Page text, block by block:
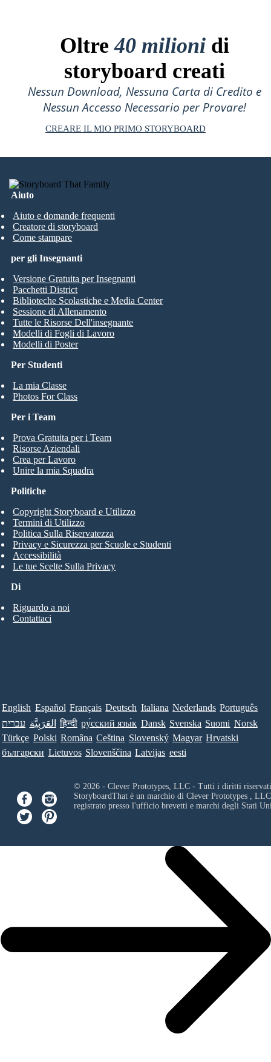
Oltre40 milioni di
storyboard creati
Nessun Download, Nessuna Carta di Credito e
Nessun Accesso Necessario per Provare!
CREARE IL MIO PRIMO STORYBOARD
Aiuto
Aiuto e domande frequenti
Creatore di storyboard
Come stampare
Per Studenti
La mia Classe
Photos For Class
per gli Insegnanti
Versione Gratuita per Insegnanti
Pacchetti District
Biblioteche Scolastiche e Media Center
Sessione di Allenamento
Tutte le Risorse Dell'insegnante
Modelli di Fogli di Lavoro
Modelli di Poster
Per i Team
Prova Gratuita per i Team
Risorse Aziendali
Crea per Lavoro
Unire la mia Squadra
Di
Riguardo a noi
Contattaci
Politiche
Copyright Storyboard e Utilizzo
Termini di Utilizzo
Politica Sulla Riservatezza
Privacy e Sicurezza per Scuole e Studenti
Accessibilità
Le tue Scelte Sulla Privacy
English Español Français Deutsch Italiana Nederlands Português
עברית العَرَبِيَّة हिन्दी ру́сский язы́к Dansk Svenska Suomi Norsk
Türkçe Polski Româna Ceština Slovenský Magyar Hrvatski
български Lietuvos Slovenščina Latvijas eesti
© 2026 - Clever Prototypes, LLC - Tutti i diritti
StoryboardThat è un marchio di Clever Prototypes , LLC
registrato presso l'ufficio brevetti e marchi degli Stati